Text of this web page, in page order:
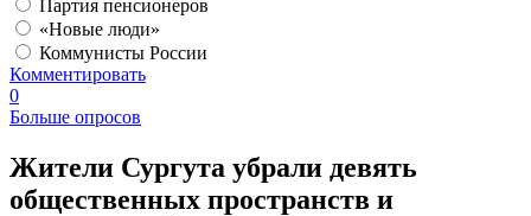
Партия пенсионеров
«Новые люди»
Коммунисты России
Комментировать
0
Больше опросов
Жители Сургута убрали девять
общественных пространств и